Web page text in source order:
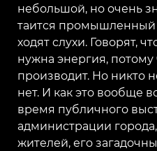
небольшой, но очень
таится промышленный
ходят слухи. Говорят,
нужна энергия,
производит. Но никто
нет. И как это вообще
время публичного
администрации города,
жителей, его